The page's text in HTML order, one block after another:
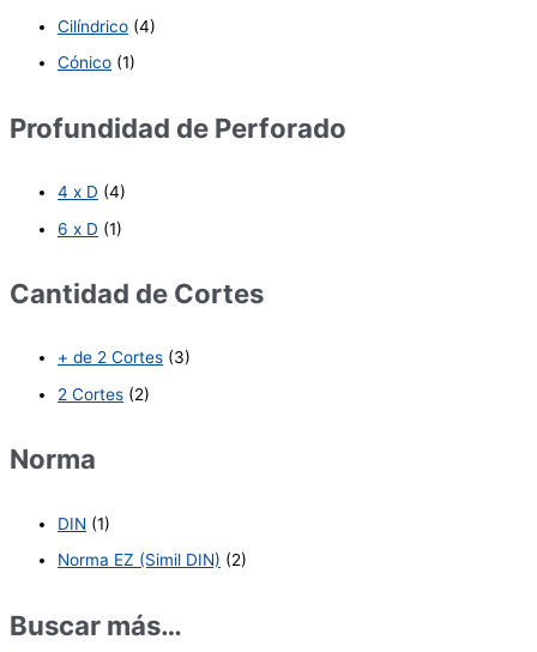
Cilíndrico (4)
Cónico (1)
Profundidad de Perforado
4 x D (4)
6 x D (1)
Cantidad de Cortes
+ de 2 Cortes (3)
2 Cortes (2)
Norma
DIN (1)
Norma EZ (Simil DIN) (2)
Buscar más…